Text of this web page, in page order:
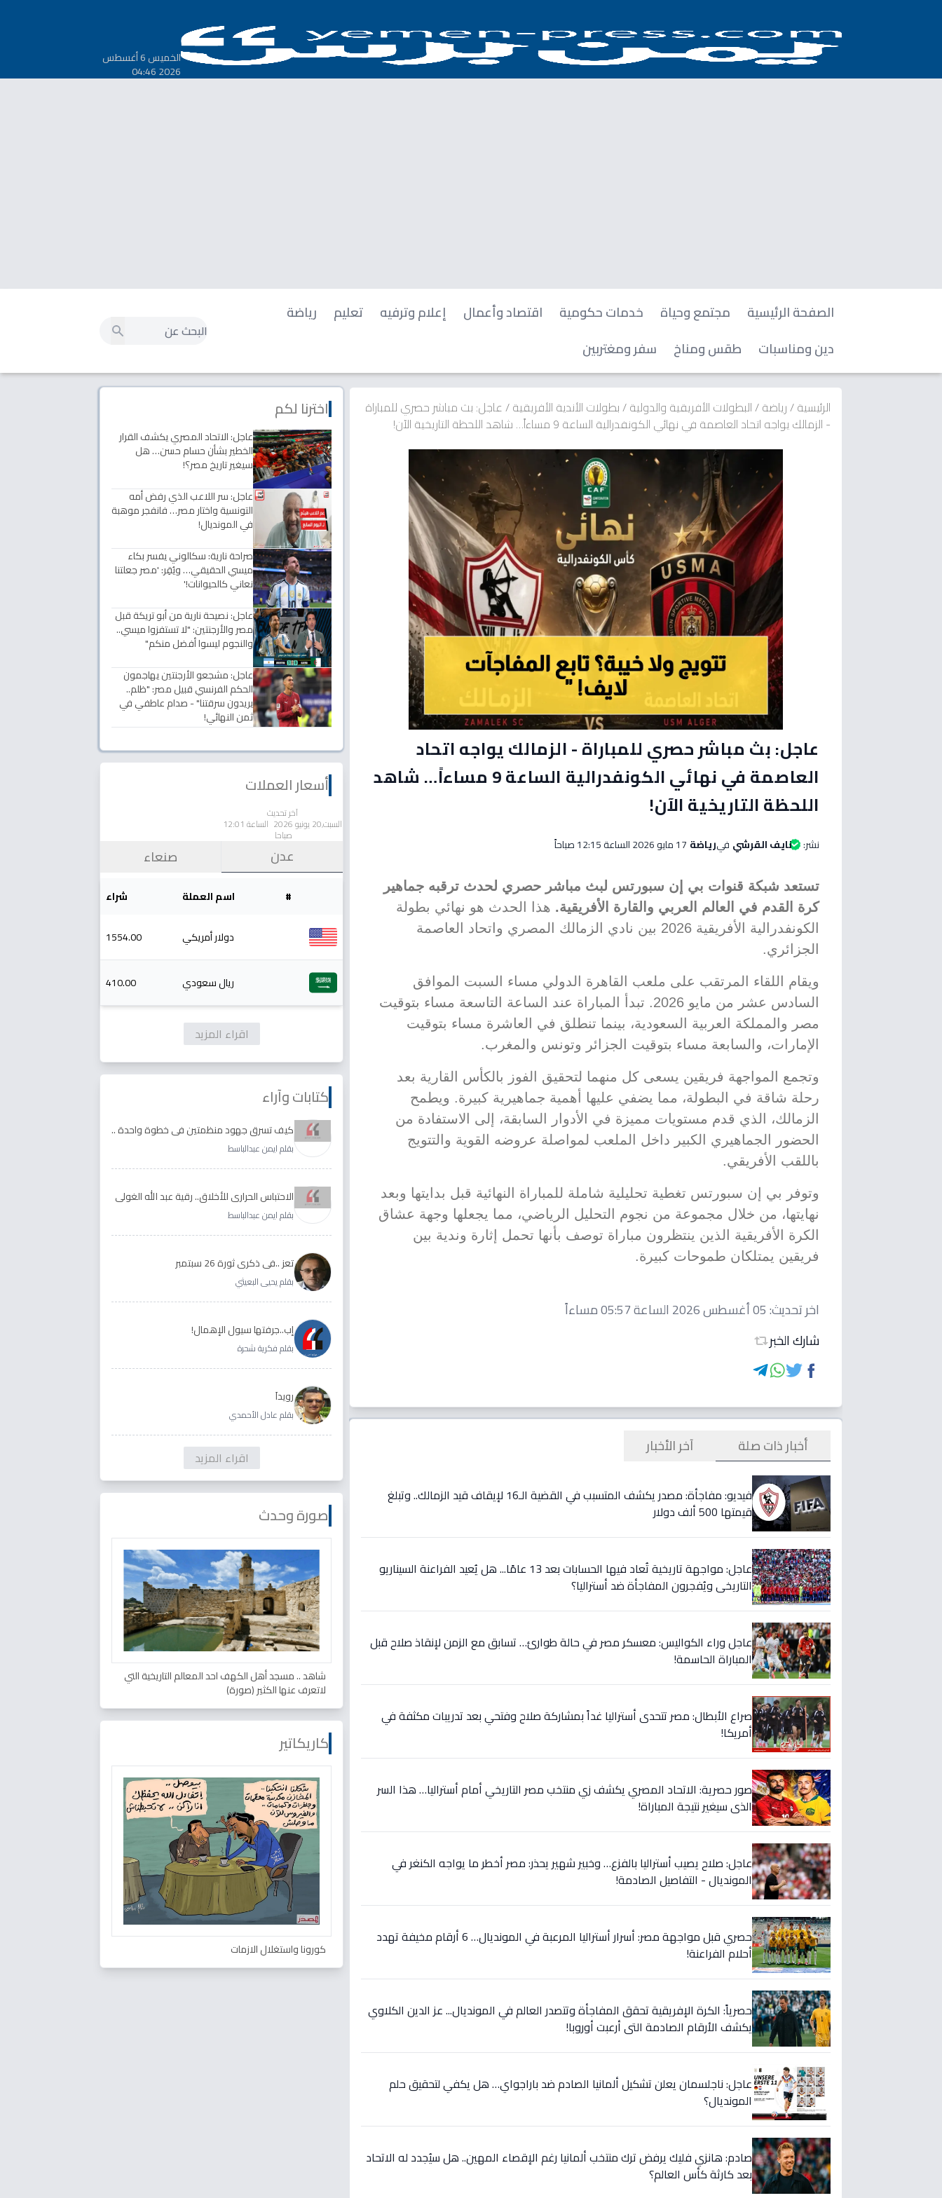
الخميس 6 أغسطس
2026 04:46
الصفحة الرئيسية مجتمع وحياة خدمات حكومية اقتصاد وأعمال إعلام وترفيه تعليم
رياضة
دين ومناسبات
طقس ومناخ سفر ومغتربين
الرئيسية/رياضة/البطولات الأفريقية والدولية/بطولات الأندية الأفريقية/عاجل: بث مباشر حصري للمباراة
- الزمالك يواجه اتحاد العاصمة في نهائي الكونفدرالية الساعة 9 مساءاً… شاهد اللحظة التاريخية الآن!
عاجل: بث مباشر حصري للمباراة - الزمالك يواجه اتحاد
العاصمة في نهائي الكونفدرالية الساعة 9 مساءاً… شاهد
اللحظة التاريخية الآن!
نشر: نايف القرشي فيرياضة 17 مايو 2026 الساعة 12:15 صباحاً
تستعد شبكة قنوات بي إن سبورتس لبث مباشر حصري لحدث ترقبه جماهير
كرة القدم في العالم العربي والقارة الأفريقية. هذا الحدث هو نهائي بطولة
الكونفدرالية الأفريقية 2026 بين نادي الزمالك المصري واتحاد العاصمة
الجزائري.
ويقام اللقاء المرتقب على ملعب القاهرة الدولي مساء السبت الموافق
السادس عشر من مايو 2026. تبدأ المباراة عند الساعة التاسعة مساء بتوقيت
مصر والمملكة العربية السعودية، بينما تنطلق في العاشرة مساء بتوقيت
الإمارات، والسابعة مساء بتوقيت الجزائر وتونس والمغرب.
وتجمع المواجهة فريقين يسعى كل منهما لتحقيق الفوز بالكأس القارية بعد
رحلة شاقة في البطولة، مما يضفي عليها أهمية جماهيرية كبيرة. ويطمح
الزمالك، الذي قدم مستويات مميزة في الأدوار السابقة، إلى الاستفادة من
الحضور الجماهيري الكبير داخل الملعب لمواصلة عروضه القوية والتتويج
باللقب الأفريقي.
وتوفر بي إن سبورتس تغطية تحليلية شاملة للمباراة النهائية قبل بدايتها وبعد
نهايتها، من خلال مجموعة من نجوم التحليل الرياضي، مما يجعلها وجهة عشاق
الكرة الأفريقية الذين ينتظرون مباراة توصف بأنها تحمل إثارة وندية بين
فريقين يمتلكان طموحات كبيرة.
اخر تحديث:05 أغسطس 2026 الساعة 05:57 مساءاً
شارك الخبر
أخبار ذات صلة آخر الأخبار
فيديو: مفاجأة: مصدر يكشف المتسبب في القضية الـ16 لإيقاف قيد الزمالك.. وتبلغ
قيمتها 500 ألف دولار
عاجل: مواجهة تاريخية تُعاد فيها الحسابات بعد 13 عامًا... هل يُعيد الفراعنة السيناريو
التاريخي ويُفجرون المفاجأة ضد أستراليا؟
عاجل وراء الكواليس: معسكر مصر في حالة طوارئ… تسابق مع الزمن لإنقاذ صلاح قبل
المباراة الحاسمة!
صراع الأبطال: مصر تتحدى أستراليا غداً بمشاركة صلاح وفتحي بعد تدريبات مكثفة في
أمريكا!
صور حصرية: الاتحاد المصري يكشف زي منتخب مصر التاريخي أمام أستراليا… هذا السر
الذي سيغير نتيجة المباراة!
عاجل: صلاح يصيب أستراليا بالفزع… وخبير شهير يحذر: مصر أخطر ما يواجه الكنغر في
المونديال - التفاصيل الصادمة!
حصري قبل مواجهة مصر: أسرار أستراليا المرعبة في المونديال… 6 أرقام مخيفة تهدد
أحلام الفراعنة!
حصرياً: الكرة الإفريقية تحقق المفاجأة وتتصدر العالم في المونديال... عز الدين الكلاوي
يكشف الأرقام الصادمة التي أرعبت أوروبا!
عاجل: ناجلسمان يعلن تشكيل ألمانيا الصادم ضد باراجواي… هل يكفي لتحقيق حلم
المونديال؟
صادم: هانزي فليك يرفض ترك منتخب ألمانيا رغم الإقصاء المهين.. هل سيُجدد له الاتحاد
بعد كارثة كأس العالم؟
اخترنا لكم
عاجل: الاتحاد المصري يكشف القرار
الخطير بشأن حسام حسن… هل
سيغير تاريخ مصر؟!
عاجل: سر اللاعب الذي رفض أمه
التونسية واختار مصر… فانفجر موهبة
في المونديال!
صراحة نارية: سكالوني يفسر بكاء
ميسي الحقيقي… ويُقِر: 'مصر جعلتنا
نعاني كالحيوانات!'
عاجل: نصيحة نارية من أبو تريكة قبل
مصر والأرجنتين: "لا تستفزوا ميسي..
والنجوم ليسوا أفضل منكم"
عاجل: مشجعو الأرجنتين يهاجمون
الحكم الفرنسي قبيل مصر: "ظلم..
يريدون سرقتنا" - صدام عاطفي في
ثمن النهائي!
أسعار العملات
آخر تحديث
السبت,20 يونيو 2026 الساعة 12:01
صباحا
عدن صنعاء
# اسم العملة شراء
دولار أمريكي 1554.00
ريال سعودي 410.00
اقراء المزيد
كتابات وآراء
كيف تسرق جهود منظمتين في خطوة واحدة ..
الأجابة لدى رقية عبد الله الغولي وغدير طيره
بقلم ايمن عبدالباسط
الاحتباس الحراري للأخلاق.. رقية عبد الله الغولي
وغدير طيره نموذجا
بقلم ايمن عبدالباسط
تعز ..في ذكرى ثورة 26 سبتمبر
بقلم يحيى البعيثي
إب..جرفتها سيول الإهمال!
بقلم فكرية شحرة
رويداَ
بقلم عادل الأحمدي
اقراء المزيد
صورة وحدث
شاهد .. مسجد أهل الكهف احد المعالم التاريخية التي
لاتعرف عنها الكثير (صورة)
كاريكاتير
كورونا واستغلال الازمات